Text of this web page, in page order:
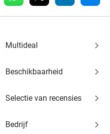
Multideal keyboard_arrow_right
Beschikbaarheid keyboard_arrow_right
Selectie van recensies keyboard_arrow_right
Bedrijf keyboard_arrow_right